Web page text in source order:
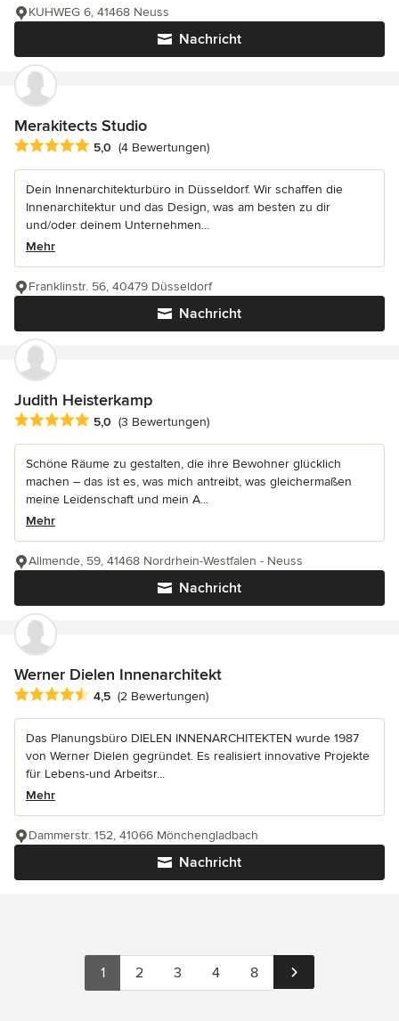
Nachricht
KUHWEG 6, 41468 Neuss
Merakitects Studio
Durchschnittliche Bewertung: 5 von 5 Sternen
5,0 (4 Bewertungen)
Dein Innenarchitekturbüro in Düsseldorf. Wir schaffen die
Innenarchitektur und das Design, was am besten zu dir
und/oder deinem Unternehmen...
Mehr
Nachricht
Franklinstr. 56, 40479 Düsseldorf
Judith Heisterkamp
Durchschnittliche Bewertung: 5 von 5 Sternen
5,0 (3 Bewertungen)
Schöne Räume zu gestalten, die ihre Bewohner glücklich
machen – das ist es, was mich antreibt, was gleichermaßen
meine Leidenschaft und mein A...
Mehr
Nachricht
Allmende, 59, 41468 Nordrhein-Westfalen - Neuss
Werner Dielen Innenarchitekt
Durchschnittliche Bewertung: 4.5 von 5 Sternen
4,5 (2 Bewertungen)
Das Planungsbüro DIELEN INNENARCHITEKTEN wurde 1987
von Werner Dielen gegründet. Es realisiert innovative Projekte
für Lebens-und Arbeitsr...
Mehr
Nachricht
Dammerstr. 152, 41066 Mönchengladbach
1 2 3 4 8